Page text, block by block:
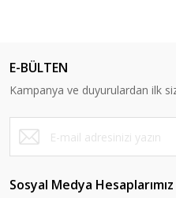
E-BÜLTEN
Kampanya ve duyurulardan ilk
Sosyal Medya Hesaplarımız